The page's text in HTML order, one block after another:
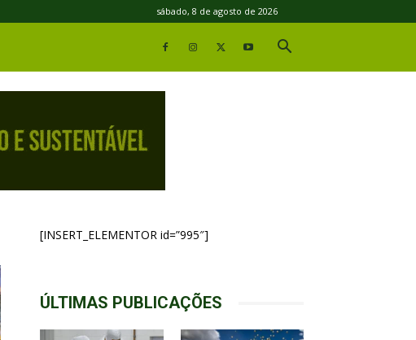
sábado, 8 de agosto de 2026
[INSERT_ELEMENTOR id=”995″]
ÚLTIMAS PUBLICAÇÕES